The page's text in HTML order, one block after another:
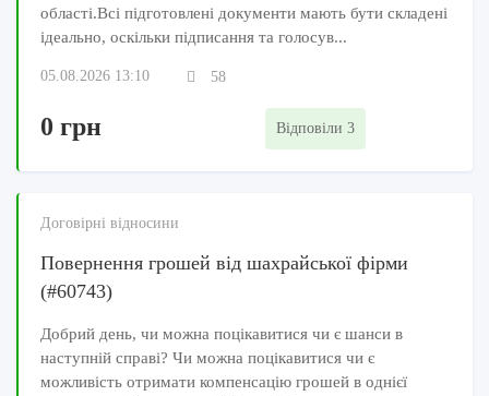
області.Всі підготовлені документи мають бути складені
ідеально, оскільки підписання та голосув...
05.08.2026 13:10 58
0 грн Відповіли 3
Договірні відносини
Повернення грошей від шахрайської фірми
(#60743)
Добрий день, чи можна поцікавитися чи є шанси в
наступній справі? Чи можна поцікавитися чи є
можливість отримати компенсацію грошей в однієї